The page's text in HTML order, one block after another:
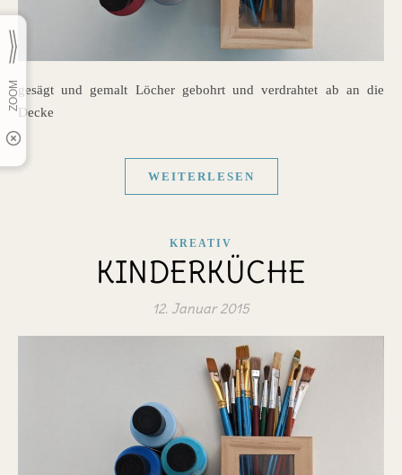
gesägt und gemalt Löcher gebohrt und verdrahtet ab an die
Decke
WEITERLESEN
KREATIV
KINDERKÜCHE
12. Januar 2015